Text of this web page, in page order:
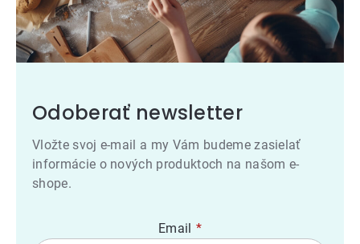
Odoberať newsletter
Vložte svoj e-mail a my Vám budeme zasielať
informácie o nových produktoch na našom e-
shope.
Email